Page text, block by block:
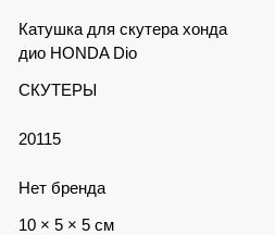
Катушка для скутера хонда
дио HONDA Dio
СКУТЕРЫ
20115
Нет бренда
10 × 5 × 5 см